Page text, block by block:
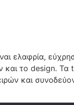
ελαφρία,
το design. Τα
και